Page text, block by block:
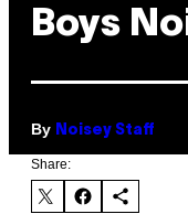
Boys
By Noisey Staff
Share: